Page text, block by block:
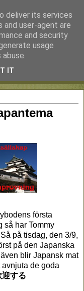
första
så har Tommy
på tisdag, den 3/9,
på den Japanska
blir Japansk mat
de goda
迎する
deliver its services
and user-agent are
and security
usage
IT